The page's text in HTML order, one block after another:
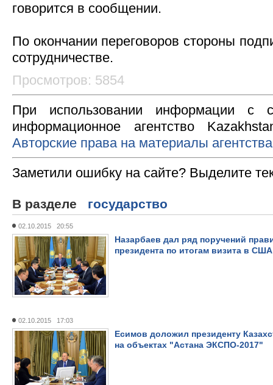
говорится в сообщении.
По окончании переговоров стороны
сотрудничестве.
Просмотров: 5854
При использовании информации с
информационное агентство
Авторские права на материалы
Заметили ошибку на сайте? Выделите
В разделе государство
02.10.2015 20:55
Назарбаев дал ряд поручений
президента по итогам визита в США
02.10.2015 17:03
Есимов доложил президенту
на объектах "Астана ЭКСПО-2017"